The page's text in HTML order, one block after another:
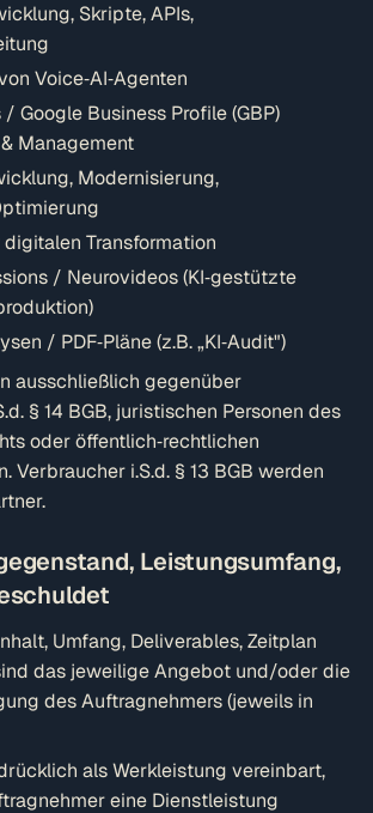
Skripte, APIs,
Voice‑AI‑Agenten
Google Business Profile (GBP)
Management
Modernisierung,
Transformation
/ Neurovideos (KI‑gestützte
/ PDF‑Pläne (z.B. „KI‑Audit")
ausschließlich gegenüber
§ 14 BGB, juristischen Personen des
oder öffentlich‑rechtlichen
Verbraucher i.S.d. § 13 BGB werden
Leistungsumfang,
Umfang, Deliverables, Zeitplan
das jeweilige Angebot und/oder die
des Auftragnehmers (jeweils in
als Werkleistung vereinbart,
eine Dienstleistung